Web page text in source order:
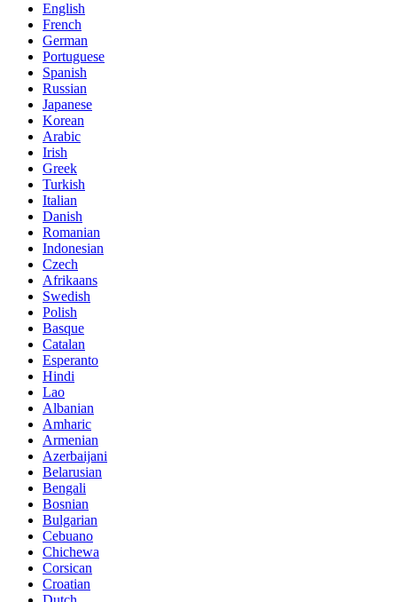
English
French
German
Portuguese
Spanish
Russian
Japanese
Korean
Arabic
Irish
Greek
Turkish
Italian
Danish
Romanian
Indonesian
Czech
Afrikaans
Swedish
Polish
Basque
Catalan
Esperanto
Hindi
Lao
Albanian
Amharic
Armenian
Azerbaijani
Belarusian
Bengali
Bosnian
Bulgarian
Cebuano
Chichewa
Corsican
Croatian